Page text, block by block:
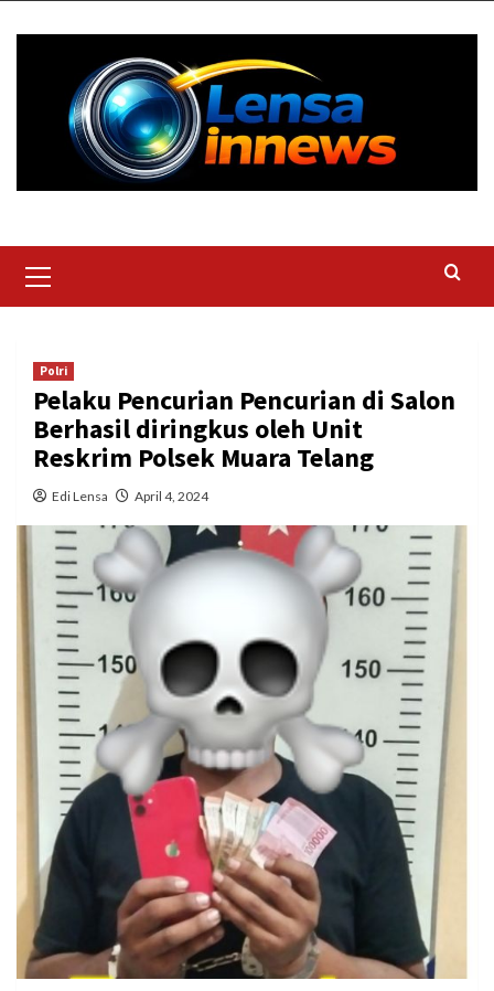
Menu
Polri
Pelaku Pencurian Pencurian di Salon
Berhasil diringkus oleh Unit
Reskrim Polsek Muara Telang
Edi Lensa April 4, 2024